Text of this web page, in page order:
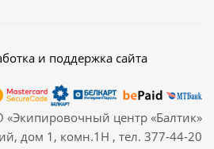
и поддержка сайта
центр «Балтик»
дом 1, комн.1Н , тел. 377-44-20